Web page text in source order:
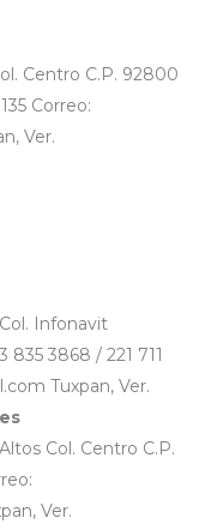
Centro C.P. 92800
Correo:
Ver.
Infonavit
3868 / 221 711
Tuxpan, Ver.
Col. Centro C.P.
Ver.